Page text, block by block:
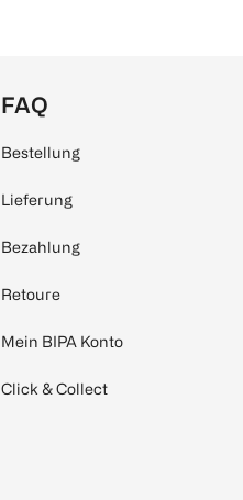
FAQ
Bestellung
Lieferung
Bezahlung
Retoure
Mein BIPA Konto
Click & Collect